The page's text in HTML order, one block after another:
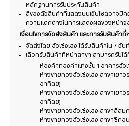
หลักฐานการรับประกันสินค้า
สีของตัวสินค้าที่แสดงบนเว็บไซต์อาจมีค
ความแตกต่างในการแสดงผลของหน้า
เงื่อนไขการจัดส่งสินค้า และการรับสินค้าที่
จัดส่งโดย ฮั่วเซ่งเฮง ได้รับสินค้าใน 7 วัน
เลือกรับสินค้าที่หน้าสาขา สามารถรับได้
ห้องค้าทองคำแท่งชั้น 1 อาคารฮั่วเ
ห้างขายทองฮั่วเซ่งเฮง สาขาเยา
อาทิตย์)
ห้างขายทองฮั่วเซ่งเฮง สาขาเยาว
อาทิตย์)
ห้างขายทองฮั่วเซ่งเฮง สาขาสีลม
ห้างขายทองฮั่วเซ่งเฮง สาขาซีคอ